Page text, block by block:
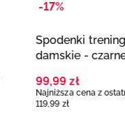
-17%
Spodenki
damskie -
99,99 zł
Najniższa cena z
119,99 zł